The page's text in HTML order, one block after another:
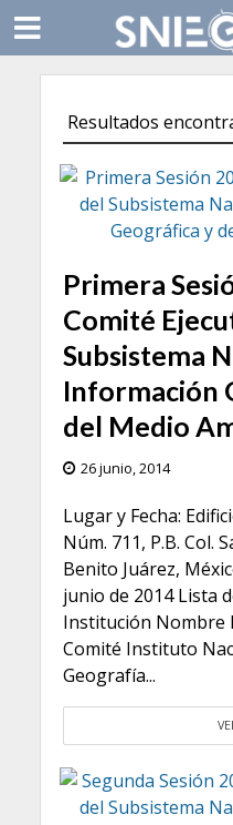
Resultados
Primera
Comité
Subsistema
Información
del Medio
26 junio, 2014
Lugar y Fecha:
Núm. 711, P.B. Col.
Benito Juárez,
junio de 2014 Lista
Institución Nombre
Comité Instituto
Geografía...